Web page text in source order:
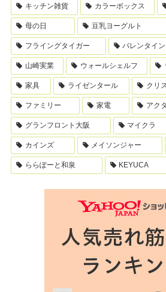
キッチン雑貨 カラーボックス
母の日 豆乳ヨーグルト
フライングタイガー バレンタイン
山崎実業 ウォールシェルフ
家具 ライゼンタール クリ
ファミリー 家電 アク
グランフロント大阪 マイクラ
カインズ メイソンジャー
ららぽーと和泉 KEYUCA